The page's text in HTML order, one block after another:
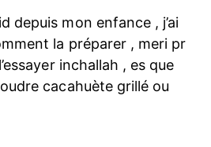
depuis mon enfance , j’ai
la préparer , meri pr
inchallah , es que
cacahuète grillé ou